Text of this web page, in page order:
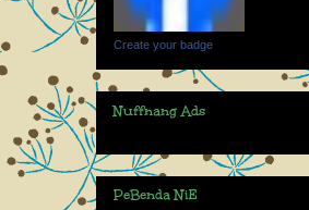
Create your badge
Nuffnang Ads
PeBenda NiE